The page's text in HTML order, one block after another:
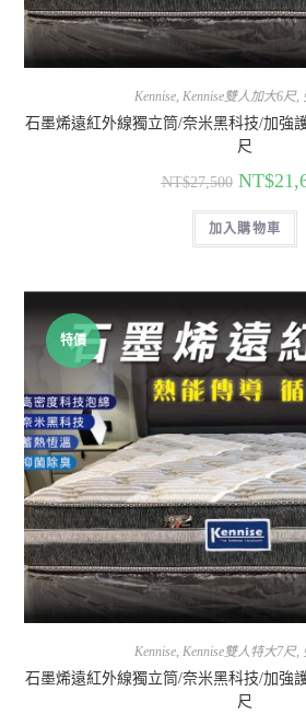
Kennise Kennise雙人加大6尺,
石墨烯遠紅外線獨立筒/奈米黑科技/加強
尺
NT$27,500 NT$
加入購物車
特價
Kennise Kennise雙人特大7尺,
石墨烯遠紅外線獨立筒/奈米黑科技/加強
尺